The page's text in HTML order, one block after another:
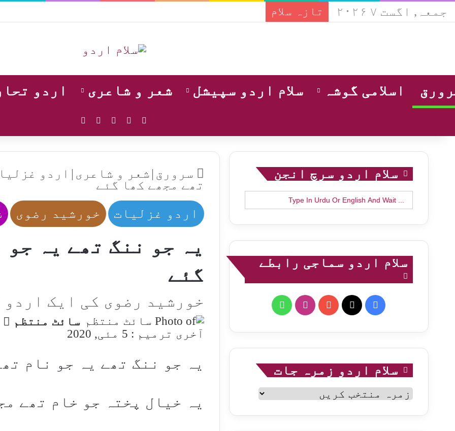
جمعہ, اگست ۷ ۲۰۲۶ تازہ سلام
اسلامی گوشہ سلام اردو سپیشل شعر و شاعری اردو
Facebook
YouTube
Instagram
سرورق | شعر و شاعری | اردو
تھے مجھے کھا گئے
اردو غزلیات خورشید رضوی
یہ جو ننگ تھے یہ جو
گئے
خورشید رضوی کی ایک اردو
سائٹ منتظم
آخری ترمیم : 5 مئی, 2020
یہ جو ننگ تھے یہ جو نام
یہ خیال پختہ جو خام تھے
سلام اردو سرچ انجن
Search
for:
سلام اردو سماجی رابطے
Facebook
YouTube
Instagram
WhatsApp
سلام اردو زمرہ جات
سلام
اردو
زمرہ